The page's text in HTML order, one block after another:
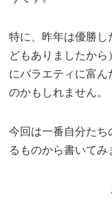
特に、昨年は優勝し
どもありましたか
にバラエティに富ん
のかもしれません。
今回は一番自分た
るものから書いてみ